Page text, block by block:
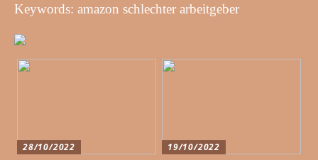
Keywords: amazon schlechter arbeitgeber
28/10/2022 19/10/2022